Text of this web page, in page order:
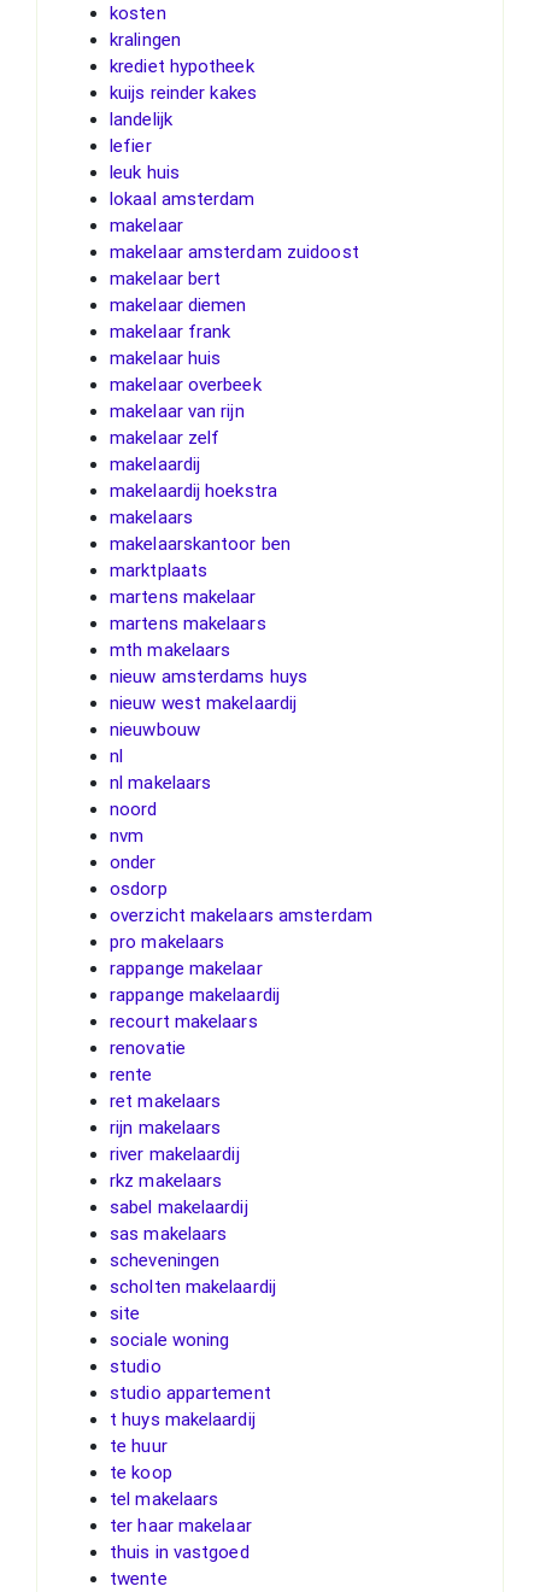
kosten
kralingen
krediet hypotheek
kuijs reinder kakes
landelijk
lefier
leuk huis
lokaal amsterdam
makelaar
makelaar amsterdam zuidoost
makelaar bert
makelaar diemen
makelaar frank
makelaar huis
makelaar overbeek
makelaar van rijn
makelaar zelf
makelaardij
makelaardij hoekstra
makelaars
makelaarskantoor ben
marktplaats
martens makelaar
martens makelaars
mth makelaars
nieuw amsterdams huys
nieuw west makelaardij
nieuwbouw
nl
nl makelaars
noord
nvm
onder
osdorp
overzicht makelaars amsterdam
pro makelaars
rappange makelaar
rappange makelaardij
recourt makelaars
renovatie
rente
ret makelaars
rijn makelaars
river makelaardij
rkz makelaars
sabel makelaardij
sas makelaars
scheveningen
scholten makelaardij
site
sociale woning
studio
studio appartement
t huys makelaardij
te huur
te koop
tel makelaars
ter haar makelaar
thuis in vastgoed
twente